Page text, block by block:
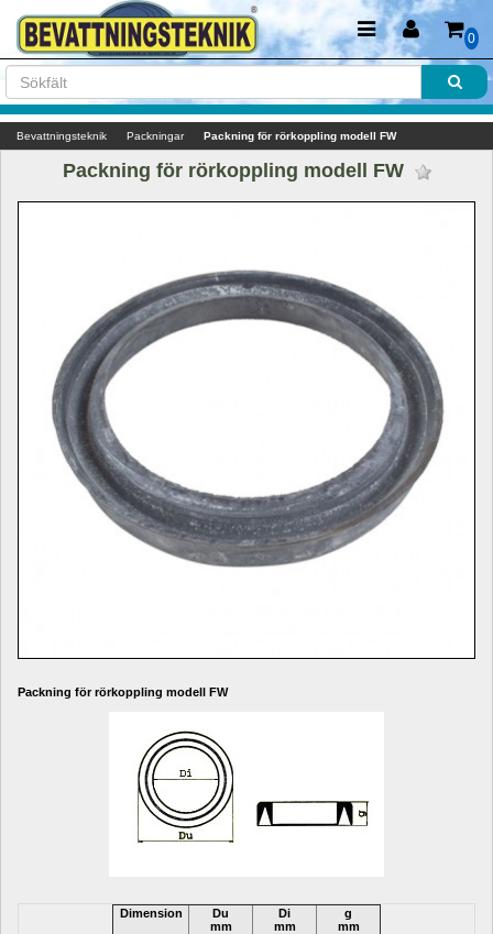
0
Bevattningsteknik Packningar Packning för rörkoppling modell FW
Packning för rörkoppling modell FW
Packning för rörkoppling modell FW
Dimension
Du
mm
Di
mm
g
mm